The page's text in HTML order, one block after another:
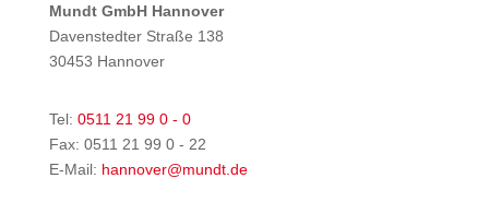
Mundt GmbH Hannover
Davenstedter Straße 138
30453 Hannover
Tel: 0511 21 99 0 - 0
Fax: 0511 21 99 0 - 22
E-Mail: hannover@mundt.de